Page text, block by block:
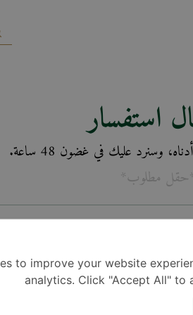
استفسار
وسنرد عليك في غضون 48 ساعة.
مطلوب*
to improve your website
analytics. Click "Accept All" to